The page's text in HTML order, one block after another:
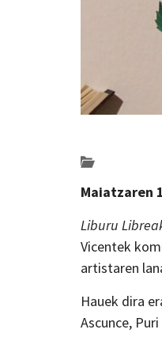
Maiatzaren
Liburu
Vicentek
artistaren
Hauek dira
Ascunce,